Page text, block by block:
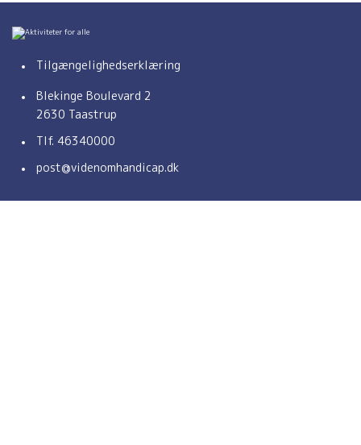
Tilgængelighedserklæring
Blekinge Boulevard 2
2630 Taastrup
Tlf. 46340000
post@videnomhandicap.dk(åbner e-mail-applikation)